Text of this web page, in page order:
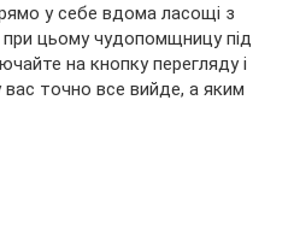
у себе вдома ласощі з
цьому чудопомщницу під
на кнопку перегляду і
вас точно все вийде, а яким